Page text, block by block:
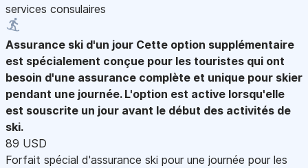
services consulaires
Assurance ski d'un jour Cette option supplémentaire
est spécialement conçue pour les touristes qui ont
besoin d'une assurance complète et unique pour skier
pendant une journée. L'option est active lorsqu'elle
est souscrite un jour avant le début des activités de
ski.
89 USD
Forfait spécial d'assurance ski pour une journée pour les